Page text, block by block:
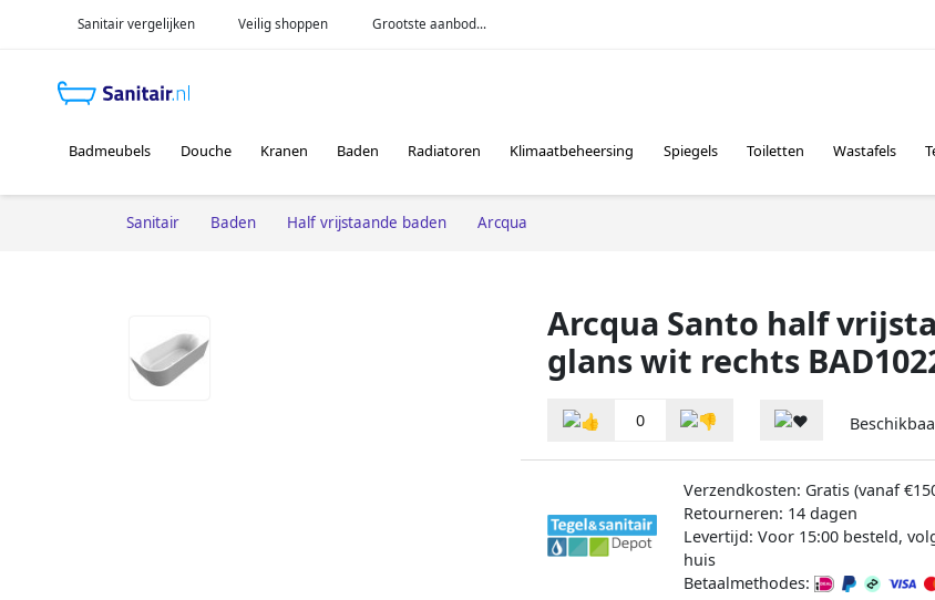
Sanitair vergelijken Veilig shoppen Grootste aanbod...
Badmeubels Douche Kranen Baden Radiatoren Klimaatbeheersing Spiegels Toiletten Wastafels
Sanitair Baden Half vrijstaande baden Arcqua
Arcqua Santo half
glans wit rechts
0
Verzendkosten: Gratis (vanaf
Retourneren: 14 dagen
Levertijd: Voor 15:00 besteld,
huis
Betaalmethodes: